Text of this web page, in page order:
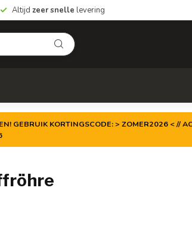
Altijd zeer snelle levering
GEBRUIK KORTINGSCODE: > ZOMER2026 < //